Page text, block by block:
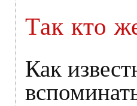
Так кто
Как